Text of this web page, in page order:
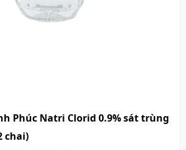
Phúc Natri Clorid 0.9% sát trùng
chai)